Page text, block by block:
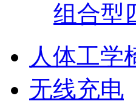
组合型
人体工学
无线充电